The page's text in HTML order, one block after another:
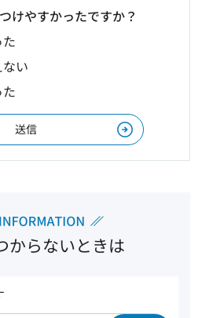
けやすかったですか？
い
からないときは